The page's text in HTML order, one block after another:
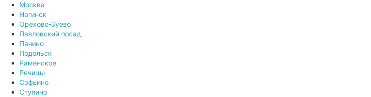
Москва
Ногинск
Орехово-Зуево
Павловский посад
Панино
Подольск
Раменское
Речицы
Софьино
Ступино